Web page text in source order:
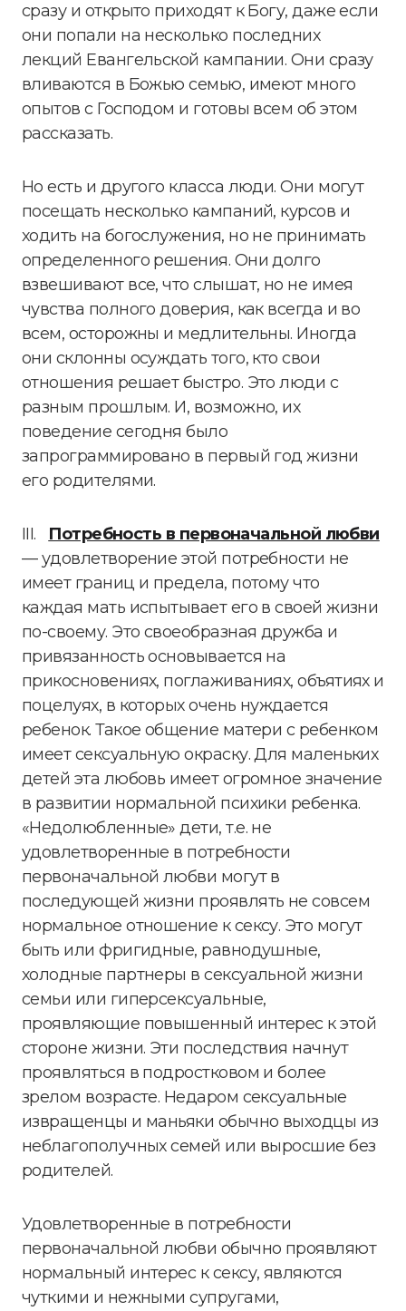
сразу и открыто приходят к Богу, даже если
они попали на несколько последних
лекций Евангельской кампании. Они сразу
вливаются в Божью семью, имеют много
опытов с Господом и готовы всем об этом
рассказать.
Но есть и другого класса люди. Они могут
посещать несколько кампаний, курсов и
ходить на богослужения, но не принимать
определенного решения. Они долго
взвешивают все, что слышат, но не имея
чувства полного доверия, как всегда и во
всем, осторожны и медлительны. Иногда
они склонны осуждать того, кто свои
отношения решает быстро. Это люди с
разным прошлым. И, возможно, их
поведение сегодня было
запрограммировано в первый год жизни
его родителями.
III. Потребность в первоначальной любви
— удовлетворение этой потребности не
имеет границ и предела, потому что
каждая мать испытывает его в своей жизни
по-своему. Это своеобразная дружба и
привязанность основывается на
прикосновениях, поглаживаниях, объятиях и
поцелуях, в которых очень нуждается
ребенок. Такое общение матери с ребенком
имеет сексуальную окраску. Для маленьких
детей эта любовь имеет огромное значение
в развитии нормальной психики ребенка.
«Недолюбленные» дети, т.е. не
удовлетворенные в потребности
первоначальной любви могут в
последующей жизни проявлять не совсем
нормальное отношение к сексу. Это могут
быть или фригидные, равнодушные,
холодные партнеры в сексуальной жизни
семьи или гиперсексуальные,
проявляющие повышенный интерес к этой
стороне жизни. Эти последствия начнут
проявляться в подростковом и более
зрелом возрасте. Недаром сексуальные
извращенцы и маньяки обычно выходцы из
неблагополучных семей или выросшие без
родителей.
Удовлетворенные в потребности
первоначальной любви обычно проявляют
нормальный интерес к сексу, являются
чуткими и нежными супругами,